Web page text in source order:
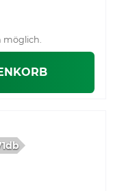
möglich.